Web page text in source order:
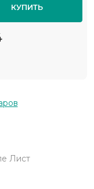
КУПИТЬ
Лист